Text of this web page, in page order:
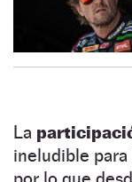
La
ineludible